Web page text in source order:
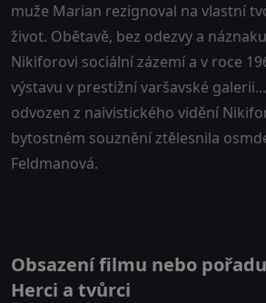
muže Marian rezignoval na vlastní
život. Obětavě, bez odezvy a
Nikiforovi sociální zázemí a v roce
výstavu v prestižní varšavské
odvozen z naivistického vidění
bytostném souznění ztělesnila
Feldmanová.
Obsazení filmu nebo
Herci a tvůrci